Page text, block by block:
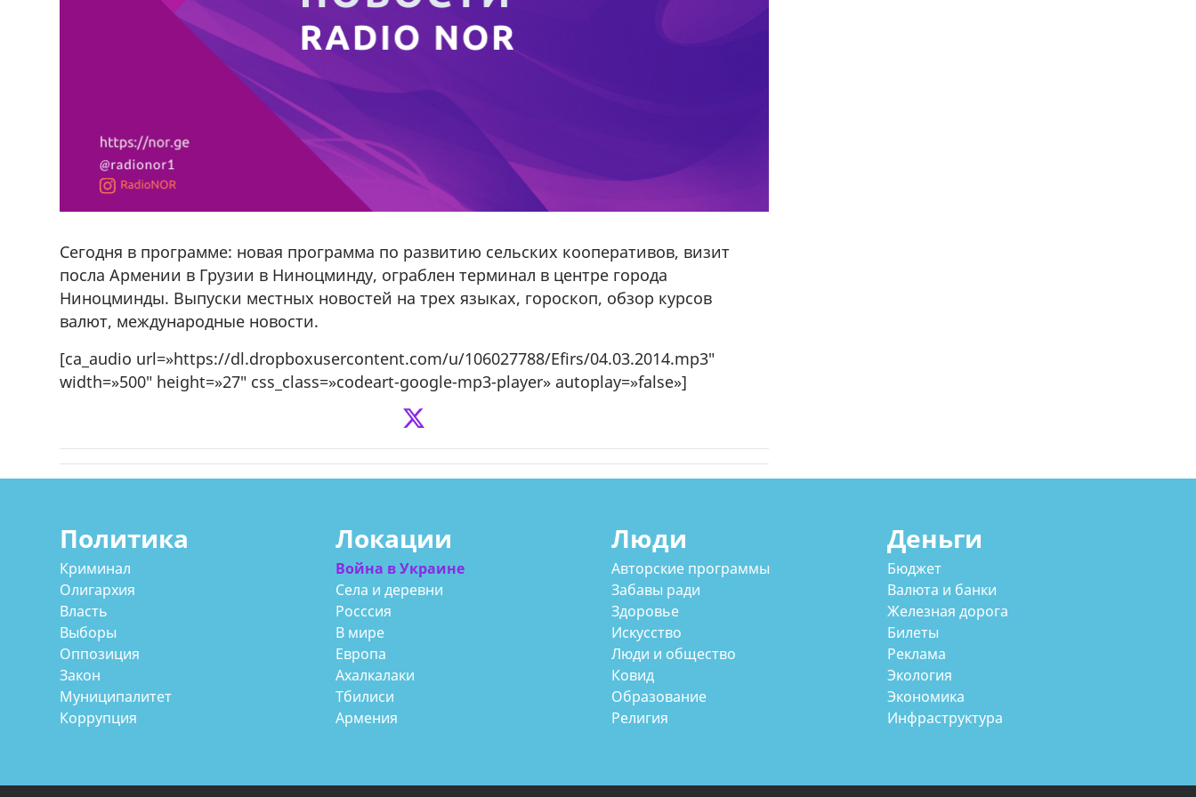
Сегодня в программе: новая программа по развитию сельских кооперативов, визит
посла Армении в Грузии в Ниноцминду, ограблен терминал в центре города
Ниноцминды. Выпуски местных новостей на трех языках, гороскоп, обзор курсов
валют, международные новости.
[ca_audio url=»https://dl.dropboxusercontent.com/u/106027788/Efirs/04.03.2014.mp3″
width=»500″ height=»27″ css_class=»codeart-google-mp3-player» autoplay=»false»]
Политика
Криминал
Олигархия
Власть
Выборы
Оппозиция
Закон
Муниципалитет
Коррупция
Локации
Война в Украине
Села и деревни
Росссия
В мире
Европа
Ахалкалаки
Тбилиси
Армения
Люди
Авторские программы
Забавы ради
Здоровье
Искусство
Люди и общество
Ковид
Образование
Религия
Деньги
Бюджет
Валюта и банки
Железная дорога
Билеты
Реклама
Экология
Экономика
Инфраструктура